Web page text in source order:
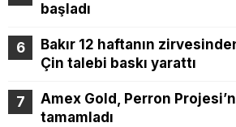
başladı
Bakır 12 haftanın
Çin talebi baskı yarattı
Amex Gold, Perron
tamamladı